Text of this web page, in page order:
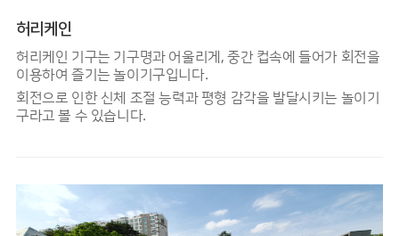
허리케인
허리케인 기구는 기구명과 어울리게, 중간 컵속에 들어가 회전을
이용하여 즐기는 놀이기구입니다.
회전으로 인한 신체 조절 능력과 평형 감각을 발달시키는 놀이기
구라고 볼 수 있습니다.